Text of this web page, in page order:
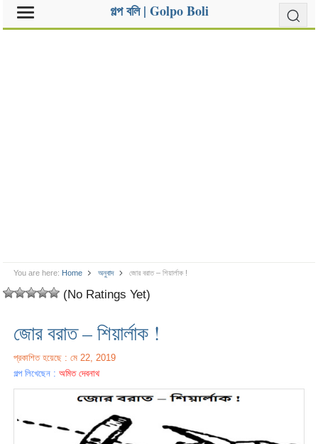
গল্প বলি | Golpo Boli
You are here: Home অনুবাদ জোর বরাত – শিয়ার্লাক !
(No Ratings Yet)
জোর বরাত – শিয়ার্লাক !
প্রকাশিত হয়েছে : মে 22, 2019
গল্প লিখেছেন :অমিত দেবনাথ